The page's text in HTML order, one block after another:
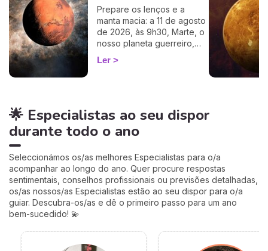
100%, apenas precisa de
ter a hora e o local do seu
nascimento.
Prepare os lenços e a
manta macia: a 11 de agosto
de 2026, às 9h30, Marte, o
nosso planeta guerreiro,
guarda a espada, deixa a
agitação mental de Gémeos
Muitos astrólogos
desprezam este trânsito por
o acharem «fraco»… mas eu
talvez um dos mais
profundamente humanos do
ano. Siga-me: o seu
coração vai perceber. 💛
Ler
🌟 Especialistas ao seu dispor
durante todo o ano
Seleccionámos os/as melhores Especialistas para o/a
acompanhar ao longo do ano. Quer procure respostas
sentimentais, conselhos profissionais ou previsões detalhadas,
os/as nossos/as Especialistas estão ao seu dispor para o/a
guiar. Descubra-os/as e dê o primeiro passo para um ano
bem-sucedido! 💫